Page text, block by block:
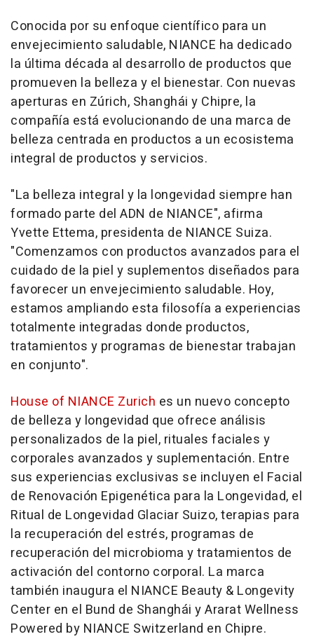
Conocida por su enfoque científico para un
envejecimiento saludable, NIANCE ha dedicado
la última década al desarrollo de productos que
promueven la belleza y el bienestar. Con nuevas
aperturas en Zúrich, Shanghái y Chipre, la
compañía está evolucionando de una marca de
belleza centrada en productos a un ecosistema
integral de productos y servicios.
"La belleza integral y la longevidad siempre han
formado parte del ADN de NIANCE", afirma
Yvette Ettema, presidenta de NIANCE Suiza.
"Comenzamos con productos avanzados para el
cuidado de la piel y suplementos diseñados para
favorecer un envejecimiento saludable. Hoy,
estamos ampliando esta filosofía a experiencias
totalmente integradas donde productos,
tratamientos y programas de bienestar trabajan
en conjunto".
House of NIANCE Zurich es un nuevo concepto
de belleza y longevidad que ofrece análisis
personalizados de la piel, rituales faciales y
corporales avanzados y suplementación. Entre
sus experiencias exclusivas se incluyen el Facial
de Renovación Epigenética para la Longevidad, el
Ritual de Longevidad Glaciar Suizo, terapias para
la recuperación del estrés, programas de
recuperación del microbioma y tratamientos de
activación del contorno corporal. La marca
también inaugura el NIANCE Beauty & Longevity
Center en el Bund de Shanghái y Ararat Wellness
Powered by NIANCE Switzerland en Chipre.